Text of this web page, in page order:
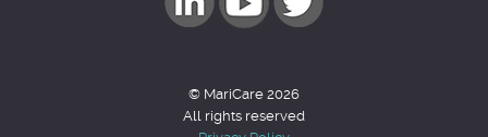
© MariCare 2026
All rights reserved